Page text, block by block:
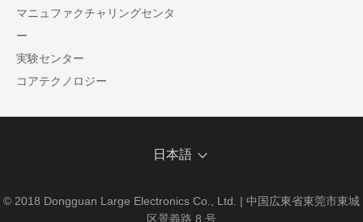
マニュファクチャリングセンタ
ー
実験センター
コアテクノロジー
日本語
© 2018 Dongguan Large Electronics Co., Ltd. | 中国広東省東莞市東城
区景義路 8 号